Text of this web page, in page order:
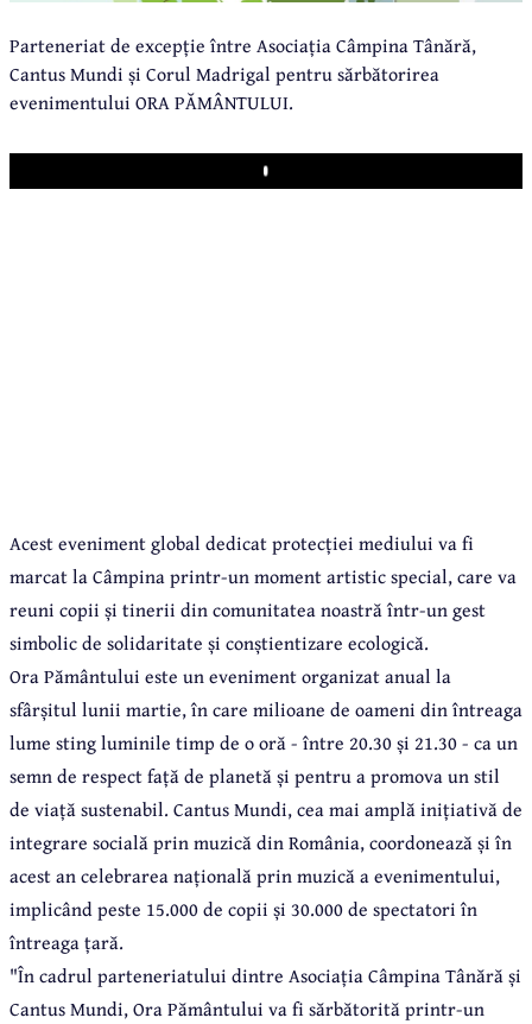
Parteneriat de excepție între Asociația Câmpina Tânără,
Cantus Mundi și Corul Madrigal pentru sărbătorirea
evenimentului ORA PĂMÂNTULUI.
Play
Acest eveniment global dedicat protecției mediului va fi
marcat la Câmpina printr-un moment artistic special, care va
reuni copii și tinerii din comunitatea noastră într-un gest
simbolic de solidaritate și conștientizare ecologică.
Ora Pământului este un eveniment organizat anual la
sfârșitul lunii martie, în care milioane de oameni din întreaga
lume sting luminile timp de o oră - între 20.30 și 21.30 - ca un
semn de respect față de planetă și pentru a promova un stil
de viață sustenabil. Cantus Mundi, cea mai amplă inițiativă de
integrare socială prin muzică din România, coordonează și în
acest an celebrarea națională prin muzică a evenimentului,
implicând peste 15.000 de copii și 30.000 de spectatori în
întreaga țară.
"În cadrul parteneriatului dintre Asociația Câmpina Tânără și
Cantus Mundi, Ora Pământului va fi sărbătorită printr-un